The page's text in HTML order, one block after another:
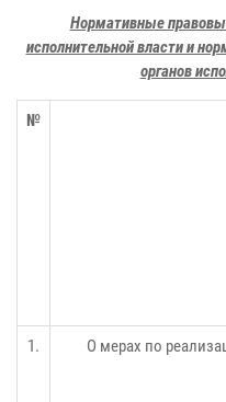
Нормативные
исполнительной власти и
органов
№
1. О мерах по